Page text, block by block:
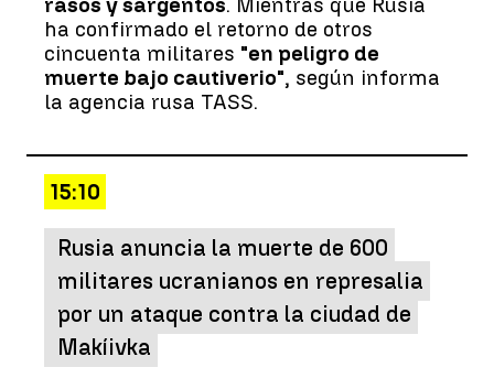
ha confirmado el retorno de otros
cincuenta militares "en peligro de
muerte bajo cautiverio", según informa
la agencia rusa TASS.
15:10
Rusia anuncia la muerte de 600
militares ucranianos en represalia
por un ataque contra la ciudad de
Makíivka